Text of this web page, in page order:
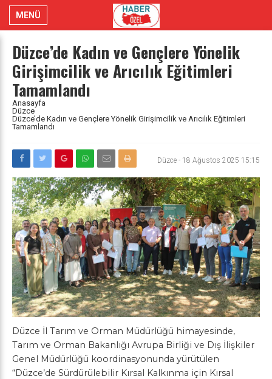
MENÜ
Düzce’de Kadın ve Gençlere Yönelik
Girişimcilik ve Arıcılık Eğitimleri
Tamamlandı
Anasayfa
Düzce
Düzce’de Kadın ve Gençlere Yönelik Girişimcilik ve Arıcılık Eğitimleri
Tamamlandı
Düzce - 18 Ağustos 2025 15:15
Düzce İl Tarım ve Orman Müdürlüğü himayesinde,
Tarım ve Orman Bakanlığı Avrupa Birliği ve Dış İlişkiler
Genel Müdürlüğü koordinasyonunda yürütülen
“Düzce’de Sürdürülebilir Kırsal Kalkınma için Kırsal